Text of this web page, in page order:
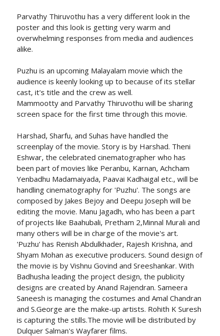
Parvathy Thiruvothu has a very different look in the
poster and this look is getting very warm and
overwhelming responses from media and audiences
alike.
Puzhu is an upcoming Malayalam movie which the
audience is keenly looking up to because of its stellar
cast, it's title and the crew as well.
Mammootty and Parvathy Thiruvothu will be sharing
screen space for the first time through this movie.
Harshad, Sharfu, and Suhas have handled the
screenplay of the movie. Story is by Harshad. Theni
Eshwar, the celebrated cinematographer who has
been part of movies like Peranbu, Karnan, Achcham
Yenbadhu Madamaiyada, Paavai Kadhaigal etc., will be
handling cinematography for 'Puzhu'. The songs are
composed by Jakes Bejoy and Deepu Joseph will be
editing the movie. Manu Jagadh, who has been a part
of projects like Baahubali, Pretham 2,Minnal Murali and
many others will be in charge of the movie's art.
'Puzhu' has Renish Abdulkhader, Rajesh Krishna, and
Shyam Mohan as executive producers. Sound design of
the movie is by Vishnu Govind and Sreeshankar. With
Badhusha leading the project design, the publicity
designs are created by Anand Rajendran. Sameera
Saneesh is managing the costumes and Amal Chandran
and S.George are the make-up artists. Rohith K Suresh
is capturing the stills.The movie will be distributed by
Dulquer Salman's Wayfarer films.